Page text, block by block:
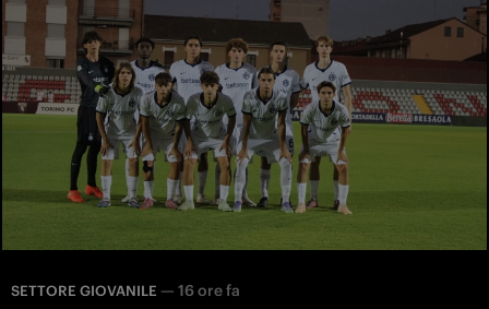
SETTORE GIOVANILE — 16 ore fa